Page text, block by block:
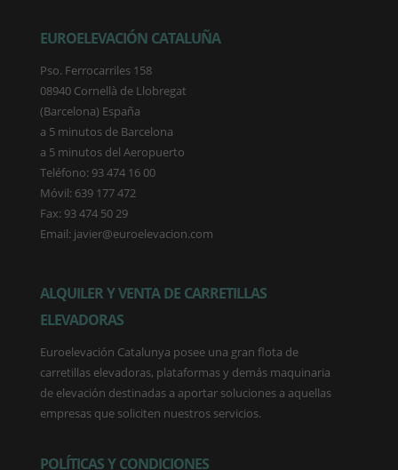
EUROELEVACIÓN CATALUÑA
Pso. Ferrocarriles 158
08940 Cornellà de Llobregat
(Barcelona) España
a 5 minutos de Barcelona
a 5 minutos del Aeropuerto
Teléfono: 93 474 16 00
Móvil: 639 177 472
Fax: 93 474 50 29
Email: javier@euroelevacion.com
ALQUILER Y VENTA DE CARRETILLAS
ELEVADORAS
Euroelevación Catalunya posee una gran flota de
carretillas elevadoras, plataformas y demás maquinaria
de elevación destinadas a aportar soluciones a aquellas
empresas que soliciten nuestros servicios.
POLÍTICAS Y CONDICIONES